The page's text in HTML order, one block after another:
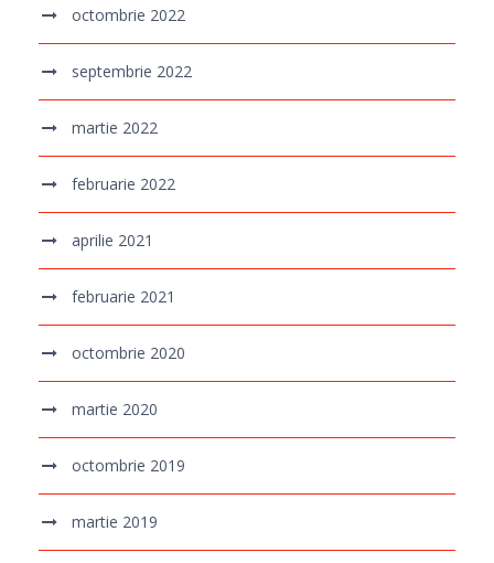
octombrie 2022
septembrie 2022
martie 2022
februarie 2022
aprilie 2021
februarie 2021
octombrie 2020
martie 2020
octombrie 2019
martie 2019